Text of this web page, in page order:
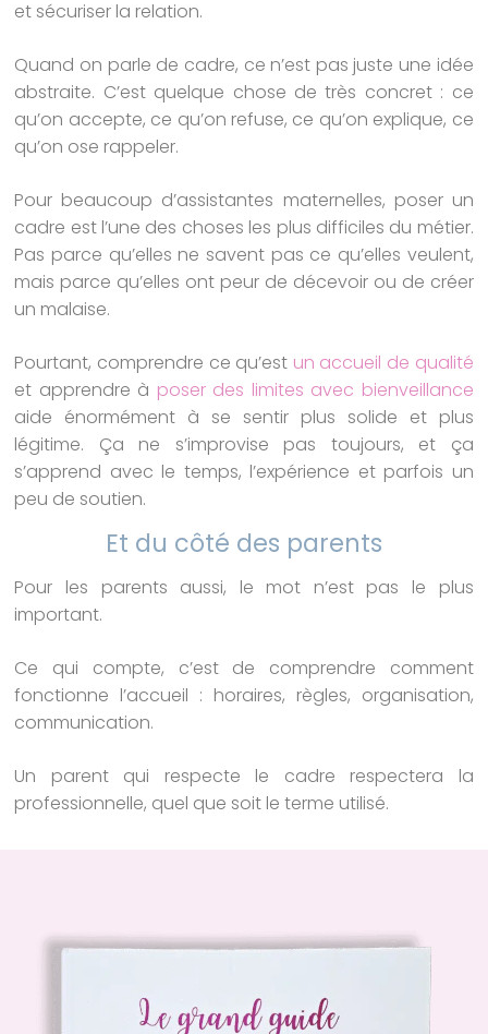
et sécuriser la relation.
Quand on parle de cadre, ce n’est pas juste une idée
abstraite. C’est quelque chose de très concret : ce
qu’on accepte, ce qu’on refuse, ce qu’on explique, ce
qu’on ose rappeler.
Pour beaucoup d’assistantes maternelles, poser un
cadre est l’une des choses les plus difficiles du métier.
Pas parce qu’elles ne savent pas ce qu’elles veulent,
mais parce qu’elles ont peur de décevoir ou de créer
un malaise.
Pourtant, comprendre ce qu’est un accueil de qualité
et apprendre à poser des limites avec bienveillance
aide énormément à se sentir plus solide et plus
légitime. Ça ne s’improvise pas toujours, et ça
s’apprend avec le temps, l’expérience et parfois un
peu de soutien.
Et du côté des parents
Pour les parents aussi, le mot n’est pas le plus
important.
Ce qui compte, c’est de comprendre comment
fonctionne l’accueil : horaires, règles, organisation,
communication.
Un parent qui respecte le cadre respectera la
professionnelle, quel que soit le terme utilisé.